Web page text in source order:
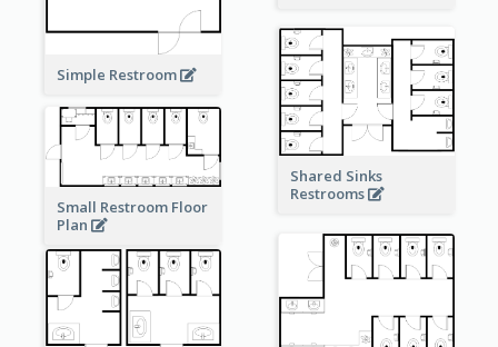
Simple Restroom
Shared Sinks
Restrooms
Small Restroom Floor
Plan